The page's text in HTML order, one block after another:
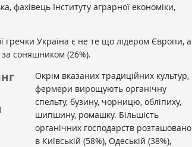
фахівець Інституту аграрної економіки,
гречки Україна є не те що лідером Європи, а
за соняшником (26%).
Окрім вказаних традиційних культур,
фермери вирощують органічну
спельту, бузину, чорницю, обліпиху,
шипшину, ромашку. Більшість
органічних господарств розташовано
в Київській (58%), Одеській (38%),